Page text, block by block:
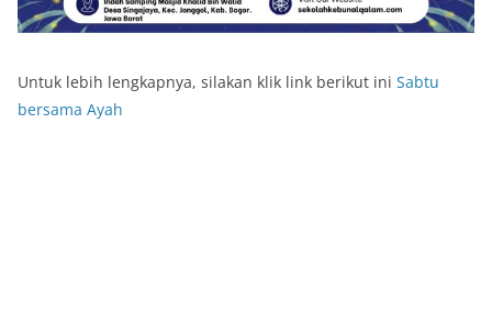
Untuk lebih lengkapnya, silakan klik link berikut ini Sabtu
bersama Ayah